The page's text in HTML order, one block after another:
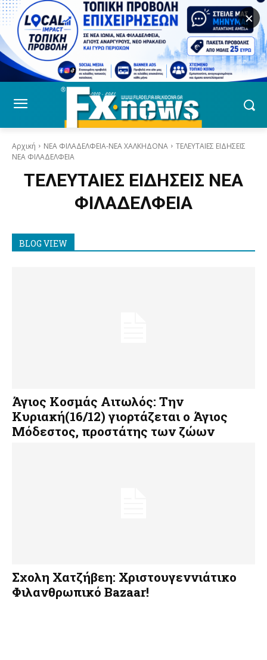
×
Αρχική ΝΕΑ ΦΙΛΑΔΕΛΦΕΙΑ-ΝΕΑ ΧΑΛΚΗΔΟΝΑ
ΤΕΛΕΥΤΑΙΕΣ ΕΙΔΗΣΕΙΣ
ΝΕΑ ΦΙΛΑΔΕΛΦΕΙΑ
ΤΕΛΕΥΤΑΙΕΣ ΕΙΔΗΣΕΙΣ ΝΕΑ
ΦΙΛΑΔΕΛΦΕΙΑ
BLOG VIEW
Άγιος Κοσμάς Αιτωλός: Την
Κυριακή(16/12) γιορτάζεται ο Άγιος
Μόδεστος, προστάτης των ζώων
Σχολη Χατζήβεη: Χριστουγεννιάτικο
Φιλανθρωπικό Bazaar!